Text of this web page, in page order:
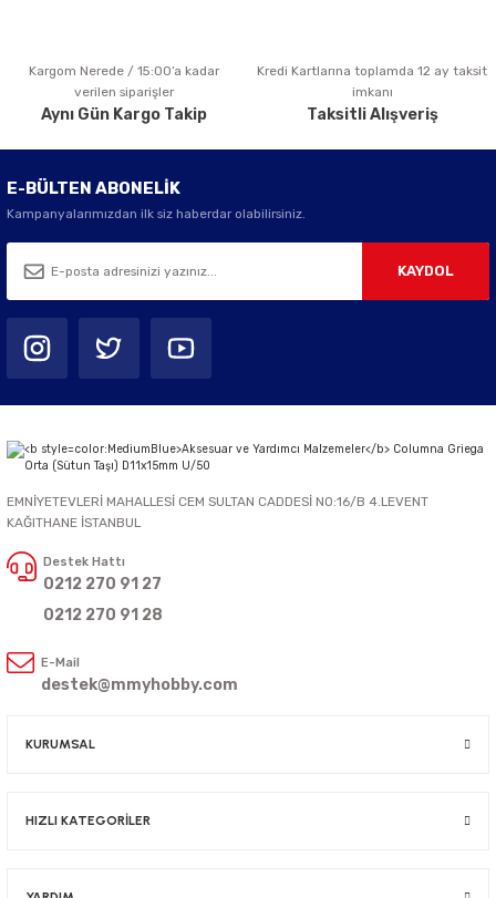
Gönder
Kargom Nerede / 15:00’a kadar
verilen siparişler
Aynı Gün Kargo Takip
Kredi Kartlarına toplamda 12 ay taksit
imkanı
Taksitli Alışveriş
E-BÜLTEN ABONELİK
Kampanyalarımızdan ilk siz haberdar olabilirsiniz.
KAYDOL
EMNİYETEVLERİ MAHALLESİ CEM SULTAN CADDESİ NO:16/B 4.LEVENT
KAĞITHANE İSTANBUL
Destek Hattı
0212 270 91 27
0212 270 91 28
E-Mail
destek@mmyhobby.com
KURUMSAL
HIZLI KATEGORİLER